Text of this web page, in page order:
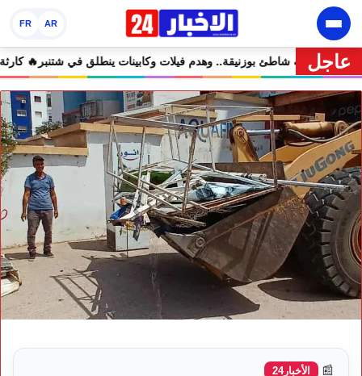
AR
FR
عاجل
🔥 مشروع إماراتي ضخم يغيّر وجه شاطئ بوزنيقة.. وهدم فيلات وكابينات
📰 الأخبار24